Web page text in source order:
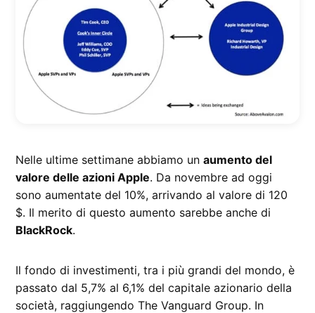
Nelle ultime settimane abbiamo unaumento del
valore delle azioni Apple. Da novembre ad oggi
sono aumentate del 10%, arrivando al valore di 120
$. Il merito di questo aumento sarebbe anche di
BlackRock.
Il fondo di investimenti, tra i più grandi del mondo, è
passato dal 5,7% al 6,1% del capitale azionario della
società, raggiungendo The Vanguard Group. In